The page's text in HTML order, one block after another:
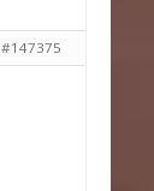
#147375